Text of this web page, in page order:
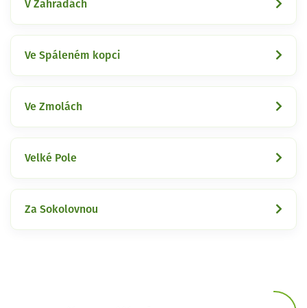
V Zahradách
Ve Spáleném kopci
Ve Zmolách
Velké Pole
Za Sokolovnou